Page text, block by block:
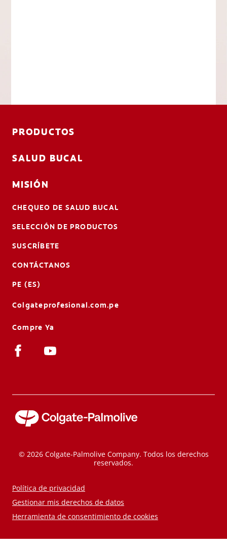
PRODUCTOS
SALUD BUCAL
MISIÓN
CHEQUEO DE SALUD BUCAL
SELECCIÓN DE PRODUCTOS
SUSCRÍBETE
CONTÁCTANOS
PE (ES)
Colgateprofesional.com.pe
Compre Ya
© 2026 Colgate-Palmolive Company. Todos los derechos
reservados.
Política de privacidad
Gestionar mis derechos de datos
Herramienta de consentimiento de cookies